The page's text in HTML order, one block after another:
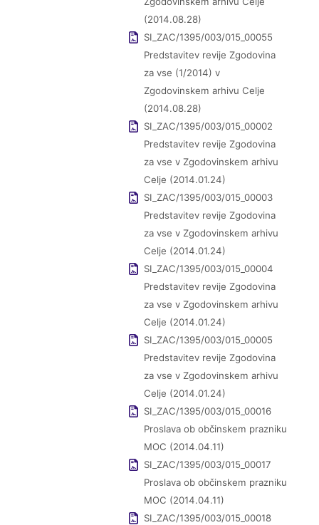
(2014.08.28)
SI_ZAC/1395/003/015_00055
Predstavitev revije Zgodovina
za vse (1/2014) v
Zgodovinskem arhivu Celje
(2014.08.28)
SI_ZAC/1395/003/015_00002
Predstavitev revije Zgodovina
za vse v Zgodovinskem arhivu
Celje (2014.01.24)
SI_ZAC/1395/003/015_00003
Predstavitev revije Zgodovina
za vse v Zgodovinskem arhivu
Celje (2014.01.24)
SI_ZAC/1395/003/015_00004
Predstavitev revije Zgodovina
za vse v Zgodovinskem arhivu
Celje (2014.01.24)
SI_ZAC/1395/003/015_00005
Predstavitev revije Zgodovina
za vse v Zgodovinskem arhivu
Celje (2014.01.24)
SI_ZAC/1395/003/015_00016
Proslava ob občinskem prazniku
MOC (2014.04.11)
SI_ZAC/1395/003/015_00017
Proslava ob občinskem prazniku
MOC (2014.04.11)
SI_ZAC/1395/003/015_00018